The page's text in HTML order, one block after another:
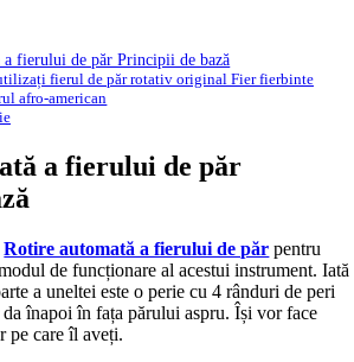
a fierului de păr Principii de bază
fierul de păr rotativ original Fier fierbinte
afro-american
a fierului de păr
Rotire automată a fierului de păr pentru
de funcționare al acestui instrument. Iată
a uneltei este o perie cu 4 rânduri de peri
înapoi în fața părului aspru. Își vor face
pe care îl aveți.